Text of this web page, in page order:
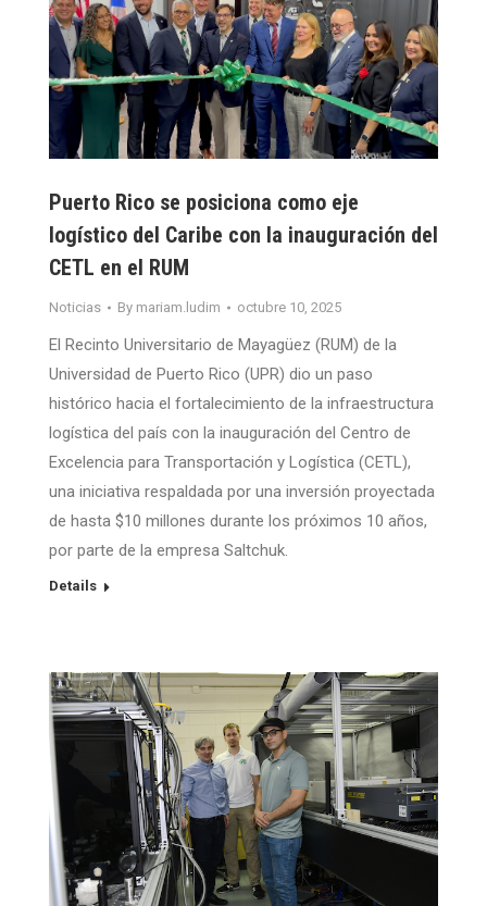
Puerto Rico se posiciona como eje
logístico del Caribe con la inauguración del
CETL en el RUM
Noticias By mariam.ludim octubre 10, 2025
El Recinto Universitario de Mayagüez (RUM) de la
Universidad de Puerto Rico (UPR) dio un paso
histórico hacia el fortalecimiento de la infraestructura
logística del país con la inauguración del Centro de
Excelencia para Transportación y Logística (CETL),
una iniciativa respaldada por una inversión proyectada
de hasta $10 millones durante los próximos 10 años,
por parte de la empresa Saltchuk.
Details